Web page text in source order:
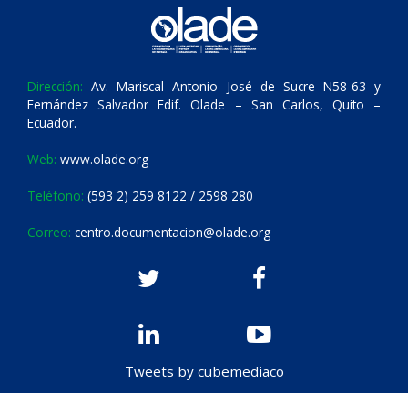
Dirección: Av. Mariscal Antonio José de Sucre N58-63 y
Fernández Salvador Edif. Olade – San Carlos, Quito –
Ecuador.
Web: www.olade.org
Teléfono: (593 2) 259 8122 / 2598 280
Correo: centro.documentacion@olade.org
Tweets by cubemediaco